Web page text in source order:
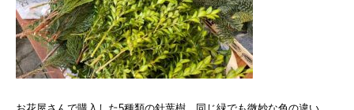
お花屋さんで購入した5種類の針葉樹、同じ緑でも微妙な色の違い